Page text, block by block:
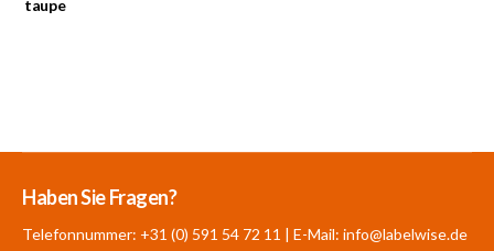
taupe
Mehr als 30.000
Haben Sie Fragen?
Telefonnummer: +31 (0) 591 54 72 11 | E-Mail: info@labelwise.de